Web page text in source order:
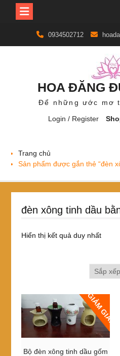
content
0934502712
HOA ĐĂNG
Để những ước mơ
Login / Register
Trang chủ
Sản phẩm được gắn thẻ “đèn
đèn xông tinh dầu
Hiển thị kết quả duy nhất
GIẢM GIÁ!
Bộ đèn xông tinh dầu gốm